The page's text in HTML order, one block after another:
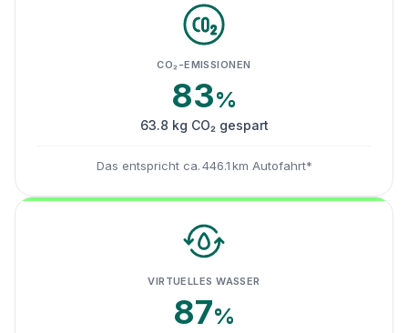
CO₂-EMISSIONEN
83%
63.8 kg CO₂ gespart
Das entspricht ca. 446.1 km Autofahrt*
VIRTUELLES WASSER
87%